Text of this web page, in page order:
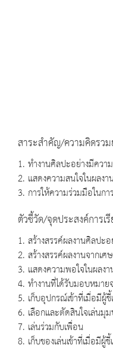
สาระสำคัญ/ความคิดรว
1. ทำงานศิลปะอย่างมีควา
2. แสดงความสนใจในผลงา
3. การให้ความร่วมมือในก
ตัวชี้วัด/จุดประสงค์การเ
1. สร้างสรรค์ผลงานศิลปะ
2. สร้างสรรค์ผลงานจากเศ
3. แสดงความพอใจในผลง
4. ทำงานที่ได้รับมอบหมาย
5. เก็บอุปกรณ์เข้าที่เมื่อมีผู้
6. เลือกและตัดสินใจเล่นมุ
7. เล่นร่วมกับเพื่อน
8. เก็บของเล่นเข้าที่เมื่อมีผู้